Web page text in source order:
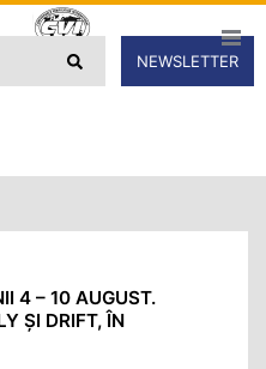
NEWSLETTER
4 – 10 AUGUST.
ȘI DRIFT, ÎN